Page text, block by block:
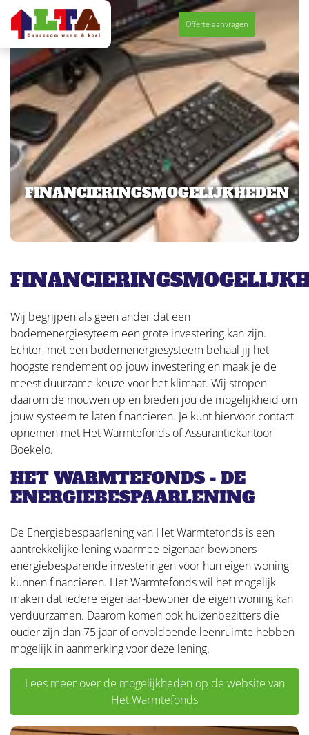
Navigatie
overslaan
Offerte aanvragen
FINANCIERINGSMOGELIJKHEDEN
Wij begrijpen als geen ander dat een
bodemenergiesyteem een grote investering kan zijn.
Echter, met een bodemenergiesysteem behaal jij het
hoogste rendement op jouw investering en maak je de
meest duurzame keuze voor het klimaat. Wij stropen
daarom de mouwen op en bieden jou de mogelijkheid om
jouw systeem te laten financieren. Je kunt hiervoor contact
opnemen met Het Warmtefonds of Assurantiekantoor
Boekelo.
HET WARMTEFONDS - DE
ENERGIEBESPAARLENING
De Energiebespaarlening van Het Warmtefonds is een
aantrekkelijke lening waarmee eigenaar-bewoners
energiebesparende investeringen voor hun eigen woning
kunnen financieren. Het Warmtefonds wil het mogelijk
maken dat iedere eigenaar-bewoner de eigen woning kan
verduurzamen. Daarom komen ook huizenbezitters die
ouder zijn dan 75 jaar of onvoldoende leenruimte hebben
mogelijk in aanmerking voor deze lening.
Lees meer over de mogelijkheden op de website van
Het Warmtefonds